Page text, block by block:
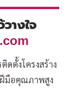
างใจ
ดตั้งโครงสร้าง
มือคุณภาพสูง